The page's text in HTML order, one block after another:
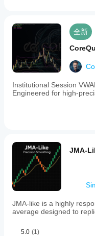
全新
Institutional Session
Engineered for high-
JMA-
JMA-like is a highly
average designed to
5.0 (1)